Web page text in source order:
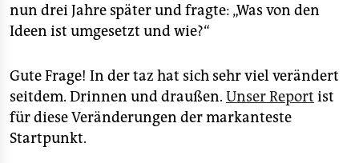
nun drei Jahre später und fragte: „Was von den
Ideen ist umgesetzt und wie?“
Gute Frage! In der taz hat sich sehr viel verändert
seitdem. Drinnen und draußen. Unser Report ist
für diese Veränderungen der markanteste
Startpunkt.